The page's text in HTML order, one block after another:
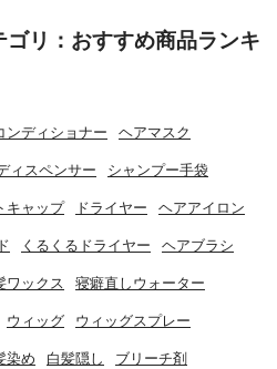
リ：おすすめ商品ランキ
ンディショナー ヘアマスク
ィスペンサー シャンプー手袋
キャップ ドライヤー ヘアアイロン
くるくるドライヤー ヘアブラシ
ワックス 寝癖直しウォーター
ウィッグ ウィッグスプレー
染め 白髪隠し ブリーチ剤